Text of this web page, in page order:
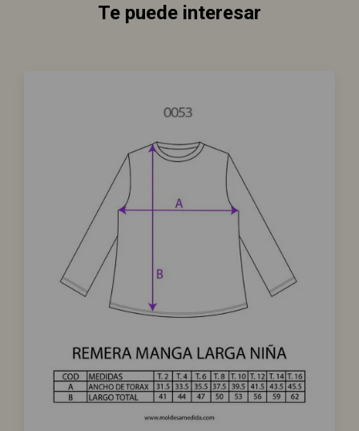
Te puede interesar